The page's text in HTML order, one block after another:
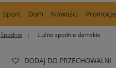
Sport Dom Nowości Promocje
Spodnie Luźne spodnie damskie
DODAJ DO PRZECHOWALNI